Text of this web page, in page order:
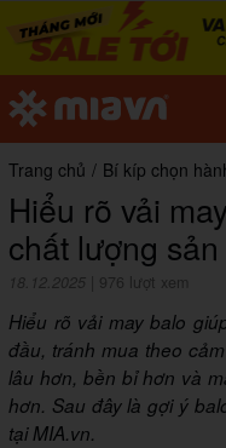
Trang chủ / Bí kíp chọn
Hiểu rõ vải
chất lượng
18.12.2025 976 lượt xem
Hiểu rõ vải may balo
đầu, tránh mua theo
lâu hơn, bền bỉ hơn và
hơn. Sau đây là gợi ý
tại MIA.vn.